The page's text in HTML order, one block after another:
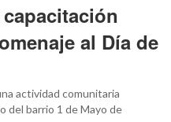
al Día de
actividad comunitaria
del barrio 1 de Mayo de